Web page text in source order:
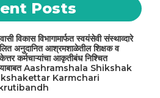
Posts
विकास विभागामार्फत स्वयंसेवी संस्थाव्दारे
अनुदानित आश्रमशाळेतील शिक्षक व
कर्मचाऱ्यांचा आकृतीबंध निश्चित
Aashramshala Shikshak
Karmchari